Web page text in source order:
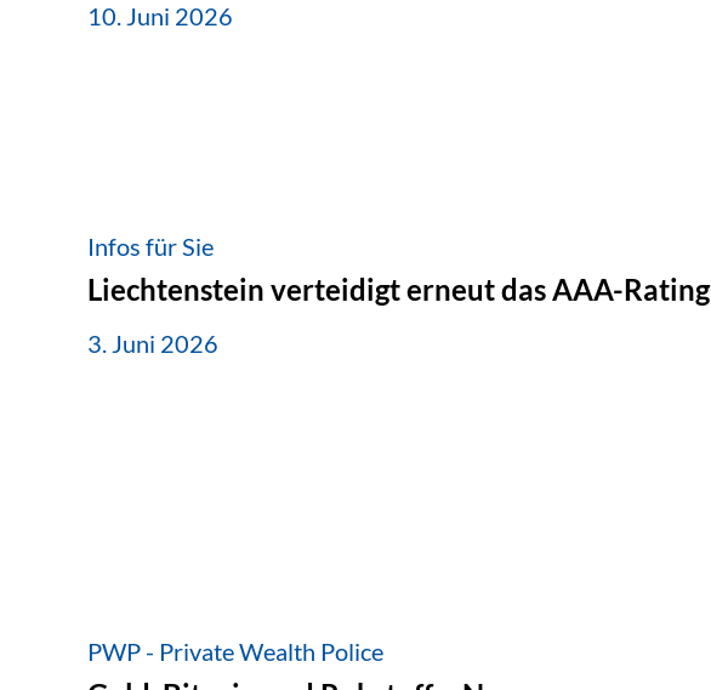
10. Juni 2026
Infos für Sie
Liechtenstein verteidigt erneut das AAA-Rating
3. Juni 2026
PWP - Private Wealth Police